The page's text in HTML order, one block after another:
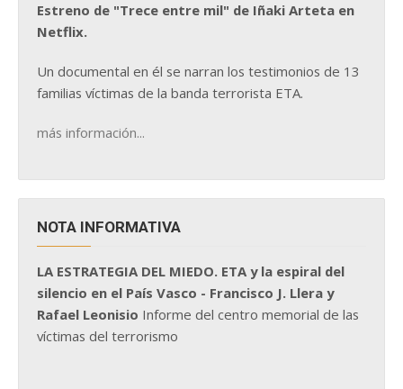
Estreno de "Trece entre mil" de Iñaki Arteta en
Netflix.
Un documental en él se narran los testimonios de 13
familias víctimas de la banda terrorista ETA.
más información...
NOTA INFORMATIVA
LA ESTRATEGIA DEL MIEDO. ETA y la espiral del
silencio en el País Vasco - Francisco J. Llera y
Rafael Leonisio Informe del centro memorial de las
víctimas del terrorismo